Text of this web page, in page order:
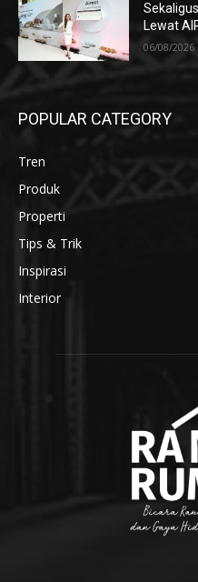
Lewat
06/08/2026
POPULAR CATEGORY
Tren
Produk
Properti
Tips & Trik
Inspirasi
Interior